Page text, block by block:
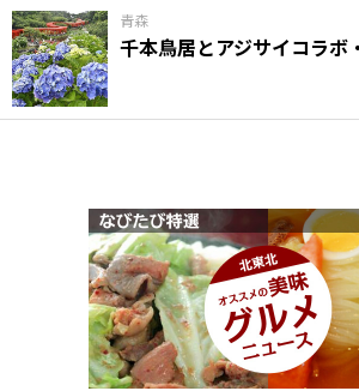
青森
千本鳥居とアジサイコラボ